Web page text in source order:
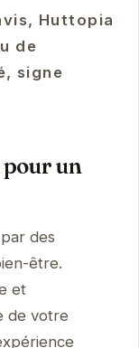
Huttopia
de
signe
un
des
être.
et
de votre